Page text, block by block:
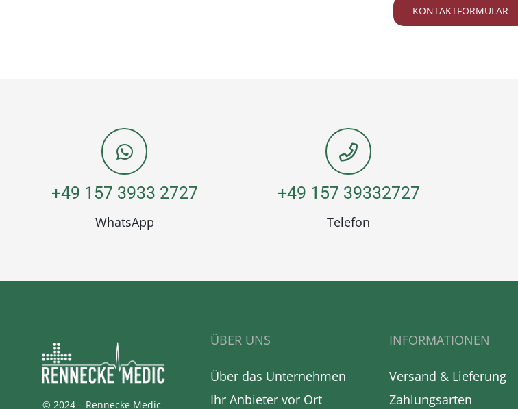
KONTAKTFORMULAR
+49 157 3933 2727
WhatsApp
+49 157 39332727
Telefon
© 2024 – Rennecke Medic
ÜBER UNS
Über das Unternehmen
Ihr Anbieter vor Ort
INFORMATIONEN
Versand & Lieferung
Zahlungsarten